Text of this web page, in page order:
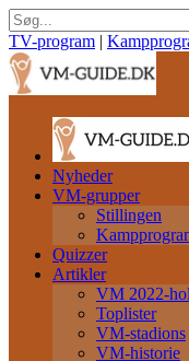
TV-program |
Nyheder
VM-grupper
Stillingen
Quizzer
Artikler
VM 2022-
Toplister
VM-stadions
VM-historie